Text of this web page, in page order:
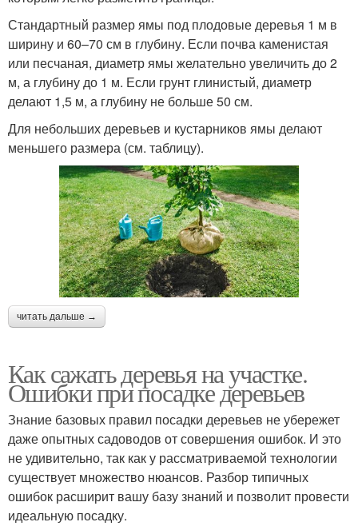
Стандартный размер ямы под плодовые деревья 1 м в
ширину и 60–70 см в глубину. Если почва каменистая
или песчаная, диаметр ямы желательно увеличить до 2
м, а глубину до 1 м. Если грунт глинистый, диаметр
делают 1,5 м, а глубину не больше 50 см.
Для небольших деревьев и кустарников ямы делают
меньшего размера (см. таблицу).
читать дальше →
Как сажать деревья на участке.
Ошибки при посадке деревьев
Знание базовых правил посадки деревьев не убережет
даже опытных садоводов от совершения ошибок. И это
не удивительно, так как у рассматриваемой технологии
существует множество нюансов. Разбор типичных
ошибок расширит вашу базу знаний и позволит провести
идеальную посадку.